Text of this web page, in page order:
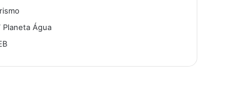
Planeta Água